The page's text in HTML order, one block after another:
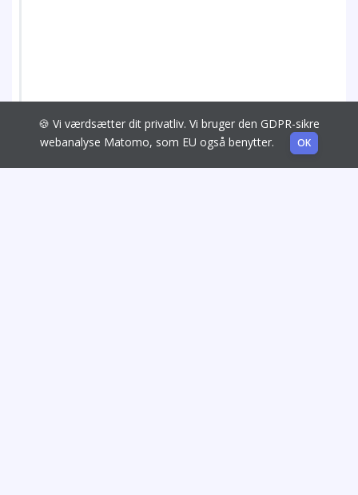
🍪 Vi værdsætter dit privatliv. Vi bruger den GDPR-sikre
webanalyse Matomo, som EU også benytter.
OK